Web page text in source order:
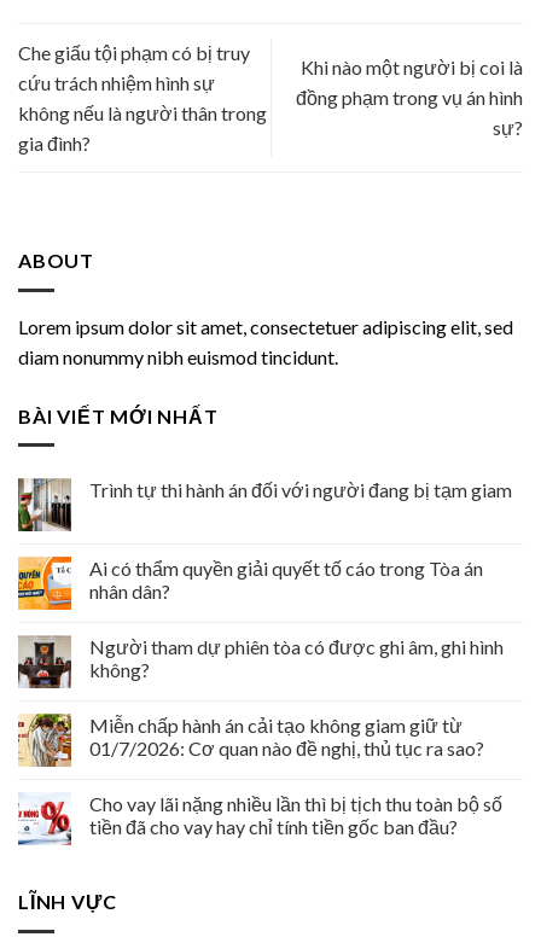
Che giấu tội phạm có bị truy
cứu trách nhiệm hình sự
không nếu là người thân trong
gia đình?
Khi nào một người bị coi là
đồng phạm trong vụ án hình
sự?
ABOUT
Lorem ipsum dolor sit amet, consectetuer adipiscing elit, sed
diam nonummy nibh euismod tincidunt.
BÀI VIẾT MỚI NHẤT
Trình tự thi hành án đối với người đang bị tạm giam
Ai có thẩm quyền giải quyết tố cáo trong Tòa án
nhân dân?
Người tham dự phiên tòa có được ghi âm, ghi hình
không?
Miễn chấp hành án cải tạo không giam giữ từ
01/7/2026: Cơ quan nào đề nghị, thủ tục ra sao?
Cho vay lãi nặng nhiều lần thì bị tịch thu toàn bộ số
tiền đã cho vay hay chỉ tính tiền gốc ban đầu?
LĨNH VỰC